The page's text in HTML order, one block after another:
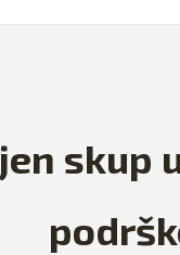
skup